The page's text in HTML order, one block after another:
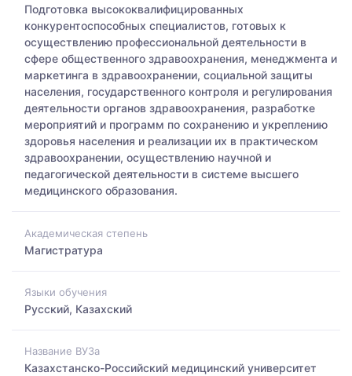
Подготовка высококвалифицированных
конкурентоспособных специалистов, готовых к
осуществлению профессиональной деятельности в
сфере общественного здравоохранения, менеджмента и
маркетинга в здравоохранении, социальной защиты
населения, государственного контроля и регулирования
деятельности органов здравоохранения, разработке
мероприятий и программ по сохранению и укреплению
здоровья населения и реализации их в практическом
здравоохранении, осуществлению научной и
педагогической деятельности в системе высшего
медицинского образования.
Академическая степень
Магистратура
Языки обучения
Русский, Казахский
Название ВУЗа
Казахстанско-Российский медицинский университет